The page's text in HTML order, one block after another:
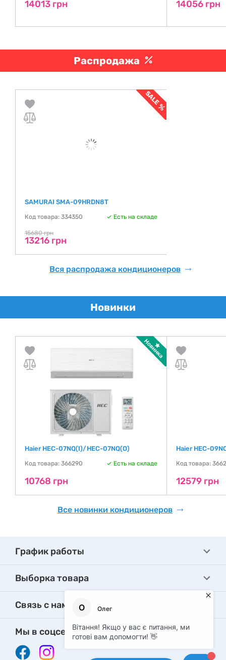
14013 грн 14056 грн
Распродажа
SAMURAI SMA-09HRDN8T
Код товара: 334350 Есть на складе
15680 грн
13216 грн
Вся распродажа кондиционеров
Новинки
Haier HEC-07NQ(I)/HEC-07NQ(O)
Код товара: 366290 Есть на складе
10768 грн
Haier HEC-
Код товара:
12579 грн
Все новинки кондиционеров
График работы
Выборка товара
Связь с нами
Мы в соцсетях